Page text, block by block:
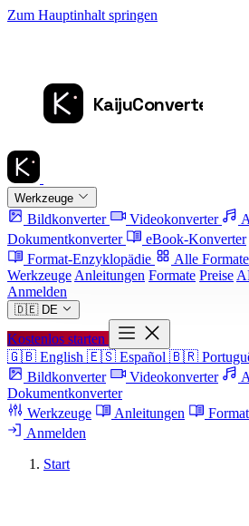
Zum Hauptinhalt springen
Werkzeuge
Bildkonverter Videokonverter
Dokumentkonverter
eBook-Konverter
Format-Enzyklopädie
Alle Formate
Werkzeuge Anleitungen Formate Preise
Anmelden
🇩🇪 DE
Kostenlos starten
🇬🇧 English 🇪🇸 Español 🇧🇷
Bildkonverter
Videokonverter
Dokumentkonverter
Werkzeuge
Anleitungen
Anmelden
Start